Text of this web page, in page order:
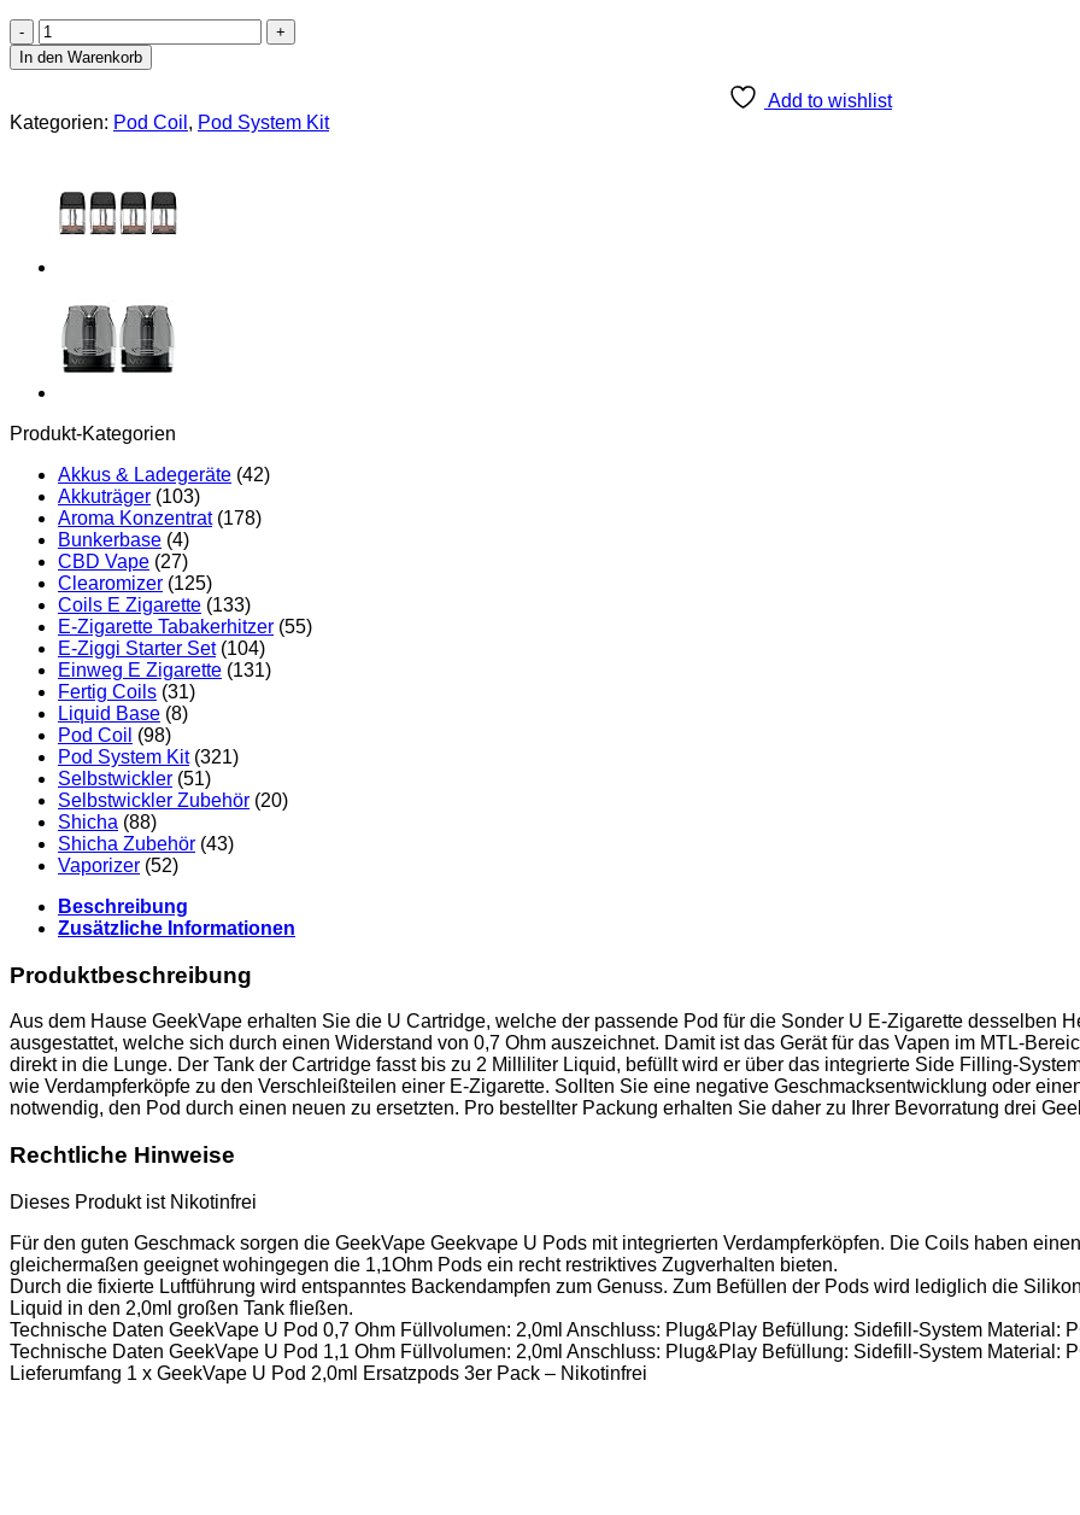
GeekVape
U
Pod
Ersatzpods
3er
0,7
Ohm
In den Warenkorb
Add to wishlist
Kategorien: Pod Coil , Pod System Kit
Produkt-Kategorien
Akkus & Ladegeräte (42)
Akkuträger (103)
Aroma Konzentrat (178)
Bunkerbase (4)
CBD Vape (27)
Clearomizer (125)
Coils E Zigarette (133)
E-Zigarette Tabakerhitzer (55)
E-Ziggi Starter Set (104)
Einweg E Zigarette (131)
Fertig Coils (31)
Liquid Base (8)
Pod Coil (98)
Pod System Kit (321)
Selbstwickler (51)
Selbstwickler Zubehör (20)
Shicha (88)
Shicha Zubehör (43)
Vaporizer (52)
Beschreibung
Zusätzliche Informationen
Produktbeschreibung
Aus dem Hause GeekVape erhalten Sie die U Cartridge, welche der passende Pod für die Sonder U E-Zigarette desselben
ausgestattet, welche sich durch einen Widerstand von 0,7 Ohm auszeichnet. Damit ist das Gerät für das Vapen im MTL-
direkt in die Lunge. Der Tank der Cartridge fasst bis zu 2 Milliliter Liquid, befüllt wird er über das integrierte Side Filling-
wie Verdampferköpfe zu den Verschleißteilen einer E-Zigarette. Sollten Sie eine negative Geschmacksentwicklung oder
notwendig, den Pod durch einen neuen zu ersetzten. Pro bestellter Packung erhalten Sie daher zu Ihrer Bevorratung drei
Rechtliche Hinweise
Dieses Produkt ist Nikotinfrei
Für den guten Geschmack sorgen die GeekVape Geekvape U Pods mit integrierten Verdampferköpfen. Die Coils haben
gleichermaßen geeignet wohingegen die 1,1Ohm Pods ein recht restriktives Zugverhalten bieten.
Durch die fixierte Luftführung wird entspanntes Backendampfen zum Genuss. Zum Befüllen der Pods wird lediglich die
Liquid in den 2,0ml großen Tank fließen.
Technische Daten GeekVape U Pod 0,7 Ohm Füllvolumen: 2,0ml Anschluss: Plug&Play Befüllung: Sidefill-System Material:
Technische Daten GeekVape U Pod 1,1 Ohm Füllvolumen: 2,0ml Anschluss: Plug&Play Befüllung: Sidefill-System Material:
Lieferumfang 1 x GeekVape U Pod 2,0ml Ersatzpods 3er Pack – Nikotinfrei